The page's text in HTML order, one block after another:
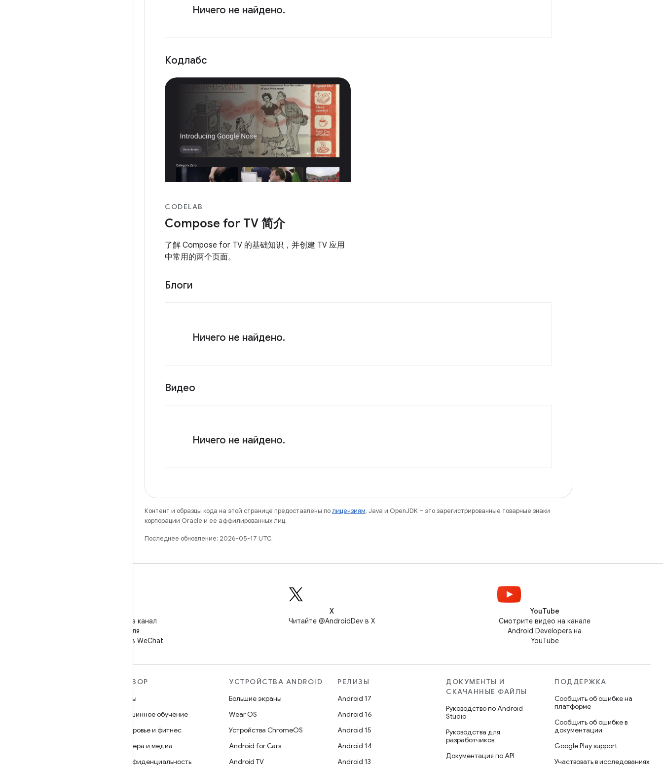
Ничего не найдено.
Кодлабс
CODELAB
Compose for TV 简介
了解 Compose for TV 的基础知识，并创建 TV 应用
中常用的两个页面。
Блоги
Ничего не найдено.
Видео
Ничего не найдено.
Контент и образцы кода на этой странице предоставлены полицензиям. Java и OpenJDK – это зарегистрированные товарные знаки
корпорации Oracle и ее аффилированных лиц.
Последнее обновление: 2026-05-17 UTC.
Подпишитесь на канал
"Android для
разработчиков" в WeChat
X
Читайте @AndroidDev в X
YouTube
Смотрите видео на канале
Android Developers на
YouTube
ОБЗОР
Игры
Машинное обучение
Здоровье и фитнес
Камера и медиа
Конфиденциальность
УСТРОЙСТВА ANDROID
Большие экраны
Wear OS
Устройства ChromeOS
Android for Cars
Android TV
РЕЛИЗЫ
Android 17
Android 16
Android 15
Android 14
Android 13
ДОКУМЕНТЫ И
СКАЧАННЫЕ ФАЙЛЫ
Руководство по Android
Studio
Руководства для
разработчиков
Документация по API
ПОДДЕРЖКА
Сообщить об ошибке на
платформе
Сообщить об ошибке в
документации
Google Play support
Участвовать в исследованиях